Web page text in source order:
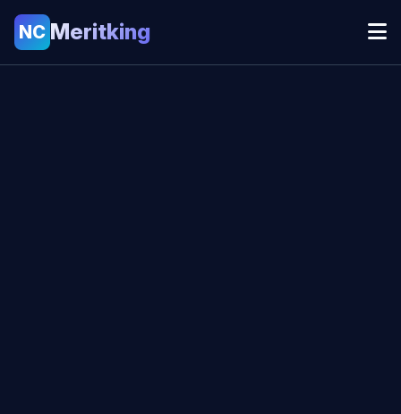
NC Meritking